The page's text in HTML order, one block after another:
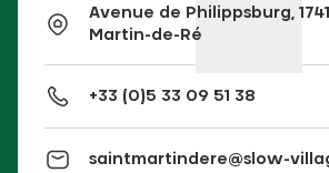
Avenue de Philippsburg,
Martin-de-Ré
+33 (0)5 33 09 51 38
saintmartindere@slow-